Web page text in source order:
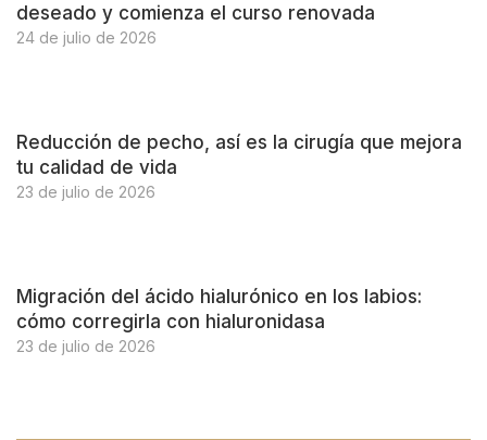
deseado y comienza el curso renovada
24 de julio de 2026
Reducción de pecho, así es la cirugía que mejora
tu calidad de vida
23 de julio de 2026
Migración del ácido hialurónico en los labios:
cómo corregirla con hialuronidasa
23 de julio de 2026